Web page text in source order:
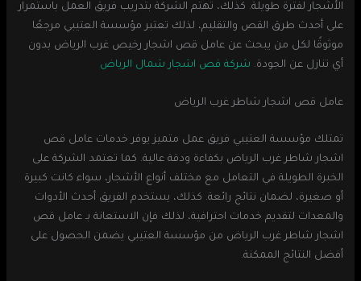
الأشجار لفترة طويلة. كذلك، تهتم الشركة بتدريب فريق العمل باستمرار
على أحدث طرق القص والتقليم، لذلك تعتبر مؤسسة العتيبي مرجعًا
موثوقًا لكل من يبحث عن عامل قص اشجار رخيص غرب الرياض بدون
أي تنازل عن الجودة. شركة قص اشجار شمال الرياض
عامل قص اشجار شاطر غرب الرياض
تمتلك مؤسسة العتيبي فريق عمل متميز يوفر خدمات عامل قص
اشجار شاطر غرب الرياض بكفاءة ودقة عالية. كما تعتمد الشركة على
الخبرة الطويلة في التعامل مع مختلف أنواع الأشجار، سواء كانت كبيرة
أو صغيرة، لضمان نتائج رائعة. كذلك، يستخدم الفريق أحدث الأدوات
والمعدات لتقديم خدمات احترافية، لذلك فإن الاستعانة بـ عامل قص
اشجار شاطر غرب الرياض من مؤسسة العتيبي يضمن الحصول على
أفضل النتائج الممكنة.